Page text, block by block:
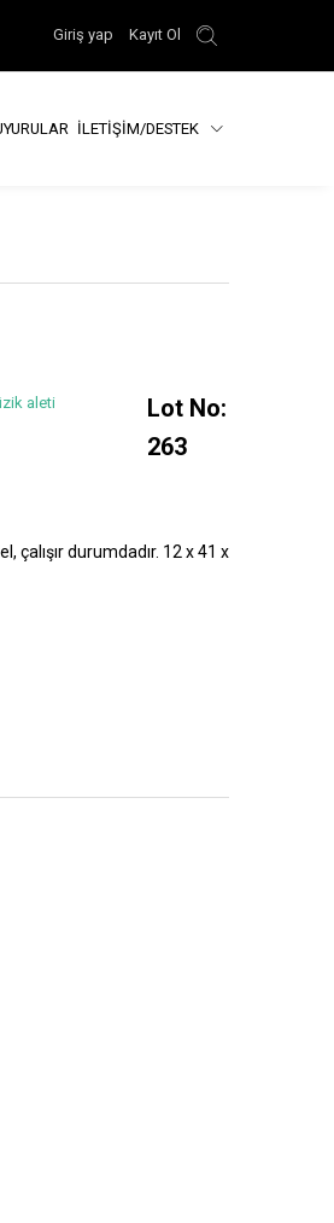
Giriş yap Kayıt Ol
İLETİŞİM/DESTEK
aleti
Lot No:
263
çalışır durumdadır. 12 x 41 x